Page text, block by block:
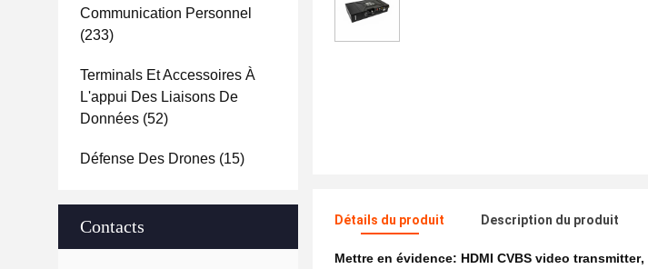
Communication Personnel
(233)
Terminals Et Accessoires À
L'appui Des Liaisons De
Données (52)
Défense Des Drones (15)
Contacts Détails du produit Description du produit
Mettre en évidence: HDMI CVBS video transmitter,